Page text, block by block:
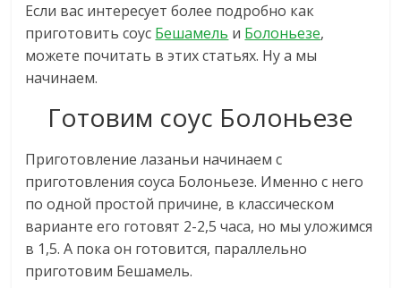
Если вас интересует более подробно как
приготовить соус Бешамель и Болоньезе,
можете почитать в этих статьях. Ну а мы
начинаем.
Готовим соус Болоньезе
Приготовление лазаньи начинаем с
приготовления соуса Болоньезе. Именно с него
по одной простой причине, в классическом
варианте его готовят 2-2,5 часа, но мы уложимся
в 1,5. А пока он готовится, параллельно
приготовим Бешамель.